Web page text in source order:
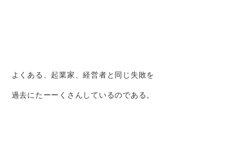
よくある、起業家、経営者と同じ失敗を
過去にたーーくさんしているのである。